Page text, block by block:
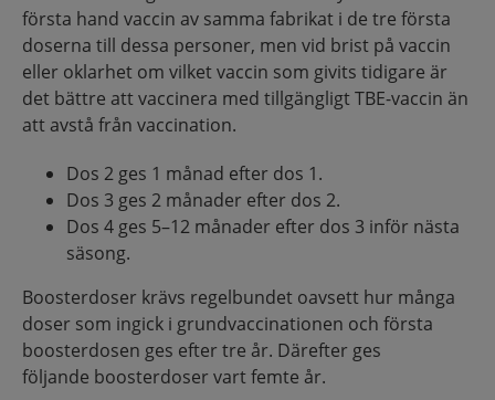
första hand vaccin av samma fabrikat i de tre första
doserna till dessa personer, men vid brist på vaccin
eller oklarhet om vilket vaccin som givits tidigare är
det bättre att vaccinera med tillgängligt TBE-vaccin än
att avstå från vaccination.
Dos 2 ges 1 månad efter dos 1.
Dos 3 ges 2 månader efter dos 2.
Dos 4 ges 5–12 månader efter dos 3 inför nästa
säsong.
Boosterdoser krävs regelbundet oavsett hur många
doser som ingick i grundvaccinationen och första
boosterdosen ges efter tre år. Därefter ges
följande boosterdoser vart femte år.